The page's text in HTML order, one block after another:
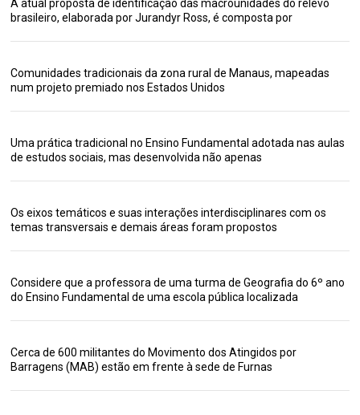
A atual proposta de identificação das macrounidades do relevo
brasileiro, elaborada por Jurandyr Ross, é composta por
Comunidades tradicionais da zona rural de Manaus, mapeadas
num projeto premiado nos Estados Unidos
Uma prática tradicional no Ensino Fundamental adotada nas aulas
de estudos sociais, mas desenvolvida não apenas
Os eixos temáticos e suas interações interdisciplinares com os
temas transversais e demais áreas foram propostos
Considere que a professora de uma turma de Geografia do 6º ano
do Ensino Fundamental de uma escola pública localizada
Cerca de 600 militantes do Movimento dos Atingidos por
Barragens (MAB) estão em frente à sede de Furnas